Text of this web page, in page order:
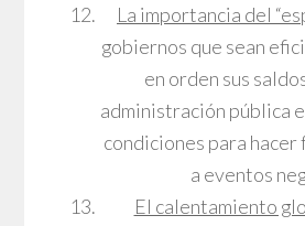
La importancia del
gobiernos que sean
en orden sus
administración pública
condiciones para
a eventos
El calentamiento